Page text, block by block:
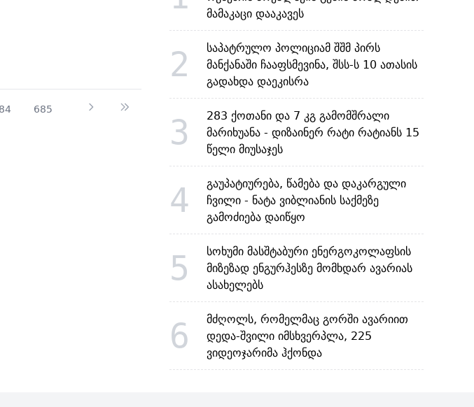
685
მამაკაცი დააკავეს
2
საპატრულო პოლიციამ შშმ პირს
მანქანაში ჩააფსმევინა, შსს-ს 10 ათასის
გადახდა დაეკისრა
3
283 ქოთანი და 7 კგ გამომშრალი
მარიხუანა - დიზაინერ რატი რატიანს 15
წელი მიუსაჯეს
4
გაუპატიურება, წამება და დაკარგული
ჩვილი - ნატა ვიბლიანის საქმეზე
გამოძიება დაიწყო
5
სოხუმი მასშტაბური ენერგოკოლაფსის
მიზეზად ენგურჰესზე მომხდარ ავარიას
ასახელებს
6
მძღოლს, რომელმაც გორში ავარიით
დედა-შვილი იმსხვერპლა, 225
ვიდეოჯარიმა ჰქონდა